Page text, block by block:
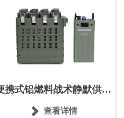
携式铝燃料战术静默供电
 查看详情